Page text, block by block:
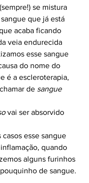
se mistura
que já está
acaba ficando
veia endurecida
esse sangue
do nome do
é a escleroterapia,
de sangue
vai ser absorvido
casos esse sangue
quando
alguns furinhos
de sangue.